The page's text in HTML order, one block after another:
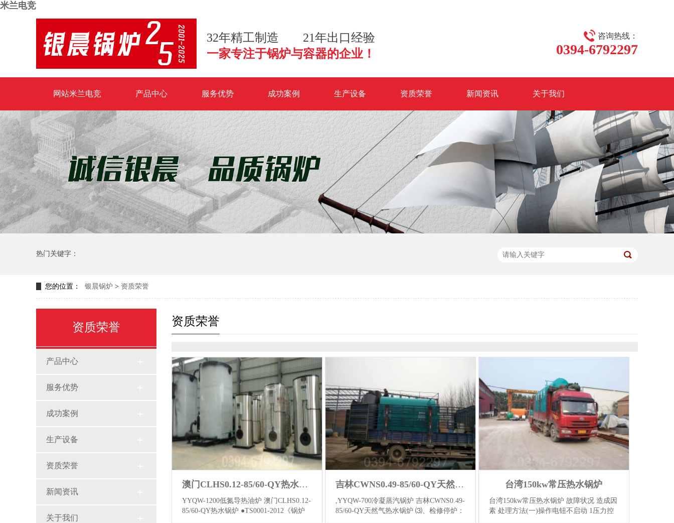
米兰电竞
咨询热线：
0394-6792297
32年精工制造 21年出口经验
一家专注于锅炉与容器的企业！
网站米兰电竞 产品中心 服务优势 成功案例 生产设备 资质荣誉 新闻资讯 关于我们
米兰电竞-点燃电子竞技激情,成就电竞梦想
热门关键字：
您的位置： 银晨锅炉 > 资质荣誉
资质荣誉
产品中心
服务优势
成功案例
生产设备
资质荣誉
新闻资讯
关于我们
资质荣誉
澳门CLHS0.12-85/60-QY热水锅炉
YYQW-1200低氮导热油炉 澳门CLHS0.12-
85/60-QY热水锅炉 ●TS0001-2012《锅炉
吉林CWNS0.49-85/60-QY天然气热水锅炉
,YYQW-700冷凝蒸汽锅炉 吉林CWNS0.49-
85/60-QY天然气热水锅炉 ⑶、检修停炉：
台湾150kw常压热水锅炉
台湾150kw常压热水锅炉 故障状况 造成因
素 处理方法(一)操作电钮不启动 1压力控